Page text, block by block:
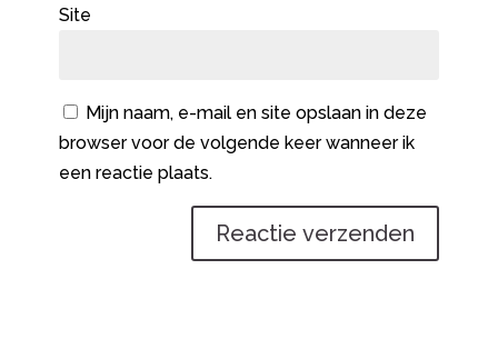
Site
Mijn naam, e-mail en site opslaan in deze
browser voor de volgende keer wanneer ik
een reactie plaats.